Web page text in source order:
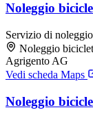
Noleggio
Servizio di
Noleggio
Agrigento AG
Vedi scheda Maps
Noleggio